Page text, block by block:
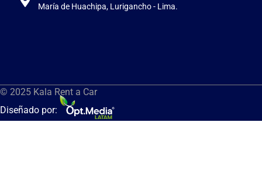
María de Huachipa, Lurigancho - Lima.
© 2025 Kala Rent a Car
Diseñado por: